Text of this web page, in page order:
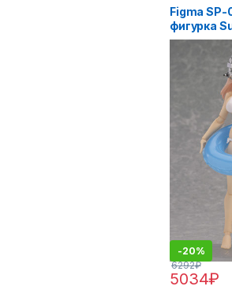
Figma SP-
фигурка
-20%
5034₽
6292₽